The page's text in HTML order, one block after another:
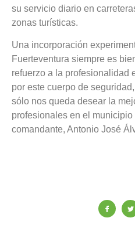
su servicio diario en
zonas turísticas.
Una incorporación
Fuerteventura siempre es
refuerzo a la profesionalidad
por este cuerpo de
sólo nos queda desear la
profesionales en el
comandante, Antonio José